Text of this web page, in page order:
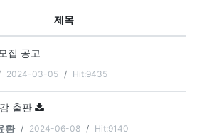
제목
집 공고
2024-03-05 Hit:9435
출판
환
2024-06-08 Hit:9140